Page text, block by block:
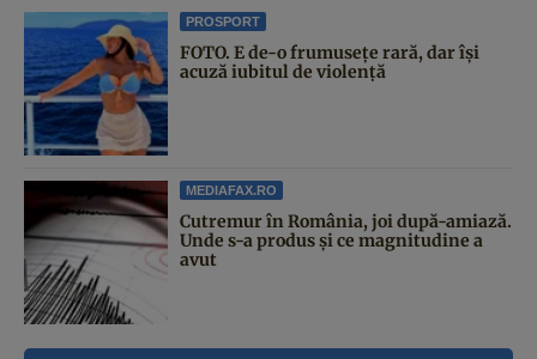
PROSPORT
FOTO. E de-o frumusețe rară, dar își
acuză iubitul de violență
MEDIAFAX.RO
Cutremur în România, joi după-amiază.
Unde s-a produs și ce magnitudine a
avut